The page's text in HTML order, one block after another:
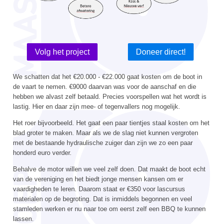
Volg het project Doneer direct!
We schatten dat het €20.000 - €22.000 gaat kosten om de boot in
de vaart te nemen. €9000 daarvan was voor de aanschaf en die
hebben we alvast zelf betaald. Precies voorspellen wat het wordt is
lastig. Hier en daar zijn mee- of tegenvallers nog mogelijk.
Het roer bijvoorbeeld. Het gaat een paar tientjes staal kosten om het
blad groter te maken. Maar als we de slag niet kunnen vergroten
met de bestaande hydraulische zuiger dan zijn we zo een paar
honderd euro verder.
Behalve de motor willen we veel zelf doen. Dat maakt de boot echt
van de vereniging en het biedt jonge mensen kansen om er
vaardigheden te leren. Daarom staat er €350 voor lascursus
materialen op de begroting. Dat is inmiddels begonnen en veel
stamleden werken er nu naar toe om eerst zelf een BBQ te kunnen
lassen.